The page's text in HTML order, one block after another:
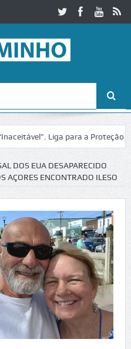
Liga para a Proteção da
Igreja do Castelo de Cerveira
DOS EUA DESAPARECIDO
AÇORES ENCONTRADO ILESO